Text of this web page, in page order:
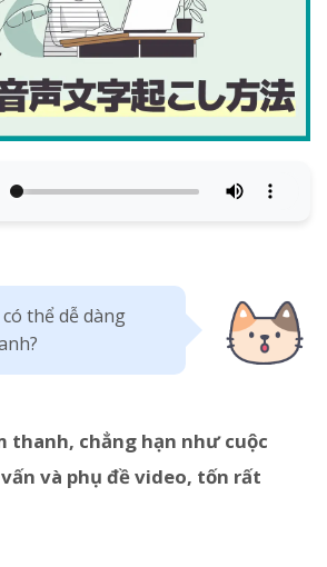
thể dễ dàng
thanh, chẳng hạn như cuộc
và phụ đề video, tốn rất